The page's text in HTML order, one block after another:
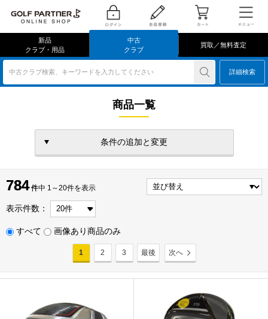
新品
クラブ・用品
中古
クラブ
買取／無料査定
中古クラブ検索、キーワードを入力してください 詳細検索
商品一覧
条件の追加と変更
784 件
784 件中 1～20件を表示
表示件数：
すべて 画像あり商品のみ
1 2 3 最後 次へ